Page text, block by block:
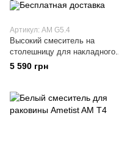
Артикул: AM G5.4
Высокий смеситель на
столешницу для накладного
умывальника Ametist AM G5.4
5 590 грн